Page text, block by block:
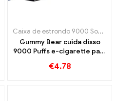
Cigarros eletrônicos descartáveis
Caixa de estrondo 9000 Sopro
Gummy Bear cuida disso
9000 Puffs e-cigarette para
e divertida, cheia de
€4.78